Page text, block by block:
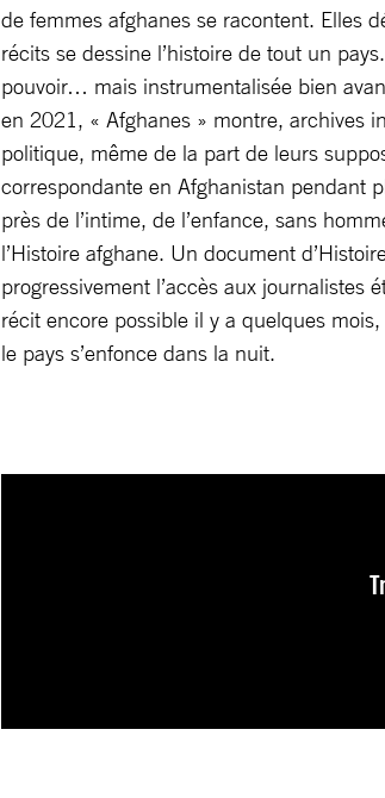
de femmes afghanes se racontent. Elles
récits se dessine l’histoire de tout un
pouvoir… mais instrumentalisée bien
en 2021, « Afghanes » montre, archives
politique, même de la part de leurs
correspondante en Afghanistan pendant
près de l’intime, de l’enfance, sans
l’Histoire afghane. Un document
progressivement l’accès aux
récit encore possible il y a quelques
le pays s’enfonce dans la nuit.